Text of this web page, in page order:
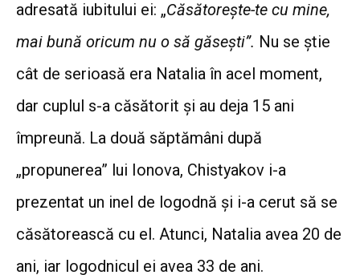
adresată iubitului ei: „Căsătorește-te cu mine,
mai bună oricum nu o să găsești”. Nu se știe
cât de serioasă era Natalia în acel moment,
dar cuplul s-a căsătorit și au deja 15 ani
împreună. La două săptămâni după
„propunerea” lui Ionova, Chistyakov i-a
prezentat un inel de logodnă și i-a cerut să se
căsătorească cu el. Atunci, Natalia avea 20 de
ani, iar logodnicul ei avea 33 de ani.